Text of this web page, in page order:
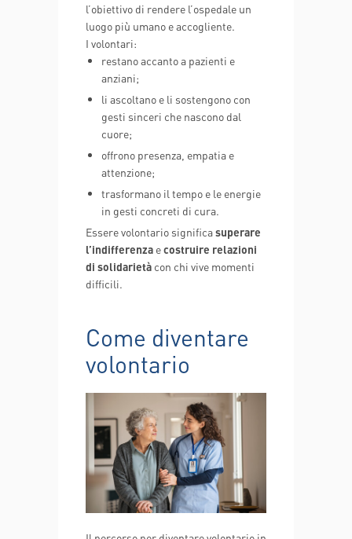
l’obiettivo di rendere l’ospedale un
luogo più umano e accogliente.
I volontari:
restano accanto a pazienti e
anziani;
li ascoltano e li sostengono con
gesti sinceri che nascono dal
cuore;
offrono presenza, empatia e
attenzione;
trasformano il tempo e le energie
in gesti concreti di cura.
Essere volontario significasuperare
l’indifferenza ecostruire relazioni
di solidarietà con chi vive momenti
difficili.
Come diventare
volontario